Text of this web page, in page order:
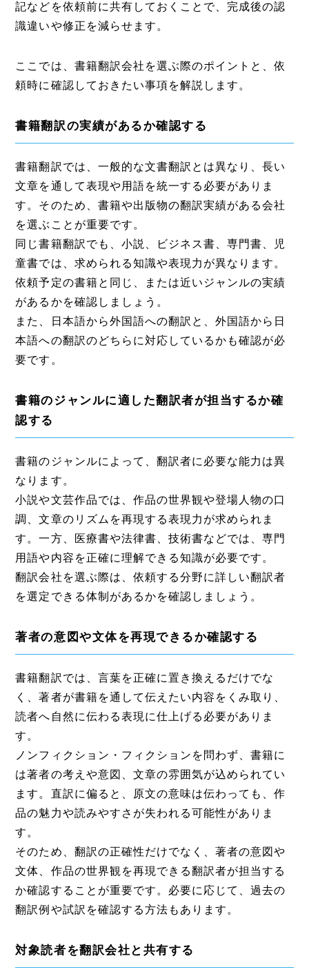
記などを依頼前に共有しておくことで、完成後の認
識違いや修正を減らせます。
ここでは、書籍翻訳会社を選ぶ際のポイントと、依
頼時に確認しておきたい事項を解説します。
書籍翻訳の実績があるか確認する
書籍翻訳では、一般的な文書翻訳とは異なり、長い
文章を通して表現や用語を統一する必要がありま
す。そのため、書籍や出版物の翻訳実績がある会社
を選ぶことが重要です。
同じ書籍翻訳でも、小説、ビジネス書、専門書、児
童書では、求められる知識や表現力が異なります。
依頼予定の書籍と同じ、または近いジャンルの実績
があるかを確認しましょう。
また、日本語から外国語への翻訳と、外国語から日
本語への翻訳のどちらに対応しているかも確認が必
要です。
書籍のジャンルに適した翻訳者が担当するか確
認する
書籍のジャンルによって、翻訳者に必要な能力は異
なります。
小説や文芸作品では、作品の世界観や登場人物の口
調、文章のリズムを再現する表現力が求められま
す。一方、医療書や法律書、技術書などでは、専門
用語や内容を正確に理解できる知識が必要です。
翻訳会社を選ぶ際は、依頼する分野に詳しい翻訳者
を選定できる体制があるかを確認しましょう。
著者の意図や文体を再現できるか確認する
書籍翻訳では、言葉を正確に置き換えるだけでな
く、著者が書籍を通して伝えたい内容をくみ取り、
読者へ自然に伝わる表現に仕上げる必要がありま
す。
ノンフィクション・フィクションを問わず、書籍に
は著者の考えや意図、文章の雰囲気が込められてい
ます。直訳に偏ると、原文の意味は伝わっても、作
品の魅力や読みやすさが失われる可能性がありま
す。
そのため、翻訳の正確性だけでなく、著者の意図や
文体、作品の世界観を再現できる翻訳者が担当する
か確認することが重要です。必要に応じて、過去の
翻訳例や試訳を確認する方法もあります。
対象読者を翻訳会社と共有する